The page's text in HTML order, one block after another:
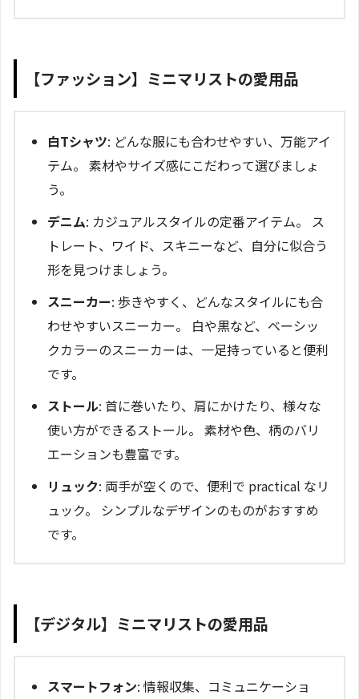
【ファッション】ミニマリストの愛用品
白Tシャツ: どんな服にも合わせやすい、万能アイ
テム。 素材やサイズ感にこだわって選びましょ
う。
デニム: カジュアルスタイルの定番アイテム。 ス
トレート、ワイド、スキニーなど、自分に似合う
形を見つけましょう。
スニーカー: 歩きやすく、どんなスタイルにも合
わせやすいスニーカー。 白や黒など、ベーシッ
クカラーのスニーカーは、一足持っていると便利
です。
ストール: 首に巻いたり、肩にかけたり、様々な
使い方ができるストール。 素材や色、柄のバリ
エーションも豊富です。
リュック: 両手が空くので、便利で practical なリ
ュック。 シンプルなデザインのものがおすすめ
です。
【デジタル】ミニマリストの愛用品
スマートフォン: 情報収集、コミュニケーショ